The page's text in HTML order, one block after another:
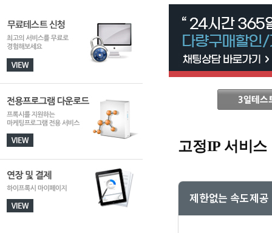
고정IP 서비스
제한없는 속도제공